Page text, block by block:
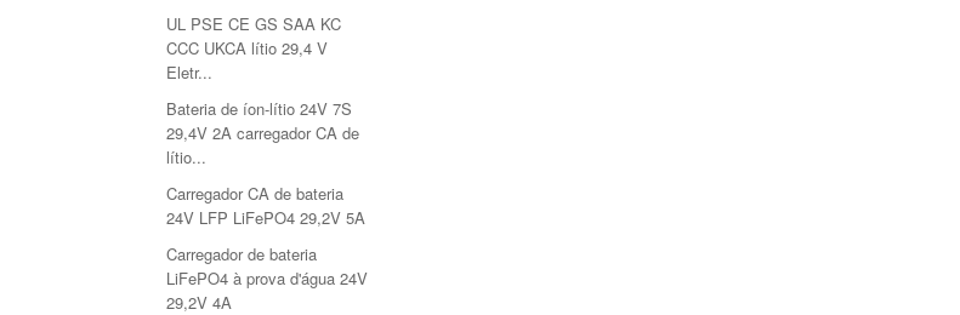
UL PSE CE GS SAA KC
CCC UKCA lítio 29,4 V
Eletr...
Bateria de íon-lítio 24V 7S
29,4V 2A carregador CA de
lítio...
Carregador CA de bateria
24V LFP LiFePO4 29,2V 5A
Carregador de bateria
LiFePO4 à prova d'água 24V
29,2V 4A